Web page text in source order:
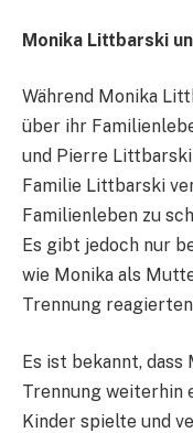
Monika Littbarski
Während Monika
über ihr
und Pierre Littbarski
Familie Littbarski
Familienleben zu
Es gibt jedoch nur
wie Monika als
Trennung
Es ist bekannt,
Trennung weiterhin
Kinder spielte und